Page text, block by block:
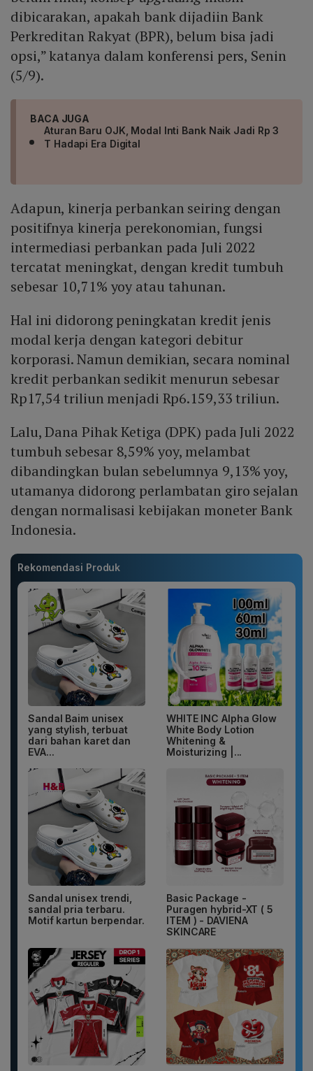
dibicarakan, apakah bank dijadiin Bank
Perkreditan Rakyat (BPR), belum bisa jadi
opsi,” katanya dalam konferensi pers, Senin
(5/9).
BACA JUGA
Aturan Baru OJK, Modal Inti Bank Naik Jadi Rp 3
T Hadapi Era Digital
Adapun, kinerja perbankan seiring dengan
positifnya kinerja perekonomian, fungsi
intermediasi perbankan pada Juli 2022
tercatat meningkat, dengan kredit tumbuh
sebesar 10,71% yoy atau tahunan.
Hal ini didorong peningkatan kredit jenis
modal kerja dengan kategori debitur
korporasi. Namun demikian, secara nominal
kredit perbankan sedikit menurun sebesar
Rp17,54 triliun menjadi Rp6.159,33 triliun.
Lalu, Dana Pihak Ketiga (DPK) pada Juli 2022
tumbuh sebesar 8,59% yoy, melambat
dibandingkan bulan sebelumnya 9,13% yoy,
utamanya didorong perlambatan giro sejalan
dengan normalisasi kebijakan moneter Bank
Indonesia.
Rekomendasi Produk
Sandal Baim unisex
yang stylish, terbuat
dari bahan karet dan
EVA...
WHITE INC Alpha Glow
White Body Lotion
Whitening &
Moisturizing |...
Sandal unisex trendi,
sandal pria terbaru.
Motif kartun berpendar.
Basic Package -
Puragen hybrid-XT ( 5
ITEM ) - DAVIENA
SKINCARE